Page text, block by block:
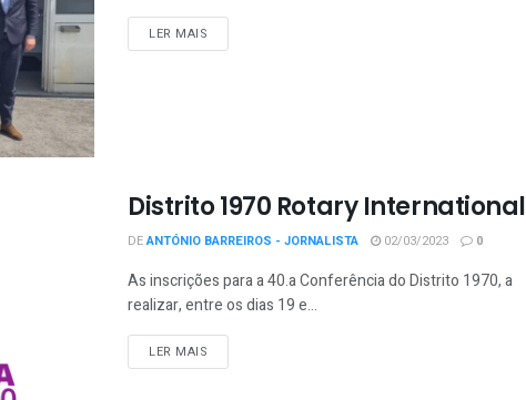
LER MAIS
Distrito 1970 Rotary International
DEANTÓNIO BARREIROS - JORNALISTA 02/03/2023 0
As inscrições para a 40.a Conferência do Distrito 1970, a
realizar, entre os dias 19 e...
LER MAIS